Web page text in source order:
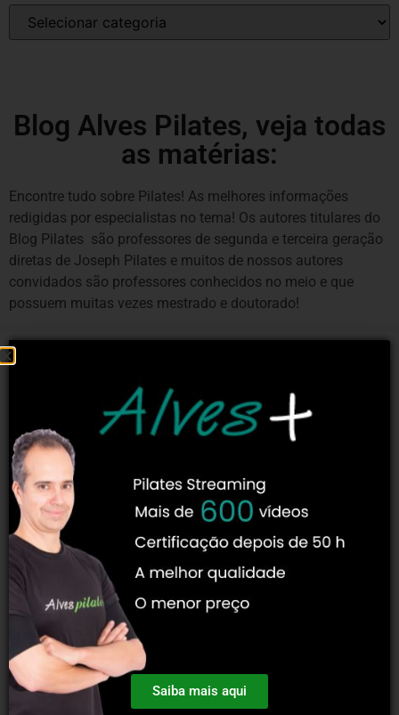
Blog Alves Pilates, veja todas
as matérias:
Encontre tudo sobre Pilates! As melhores informações
redigidas por especialistas no tema! Os autores titulares do
Blog Pilates são professores de segunda e terceira geração
diretas de Joseph Pilates e muitos de nossos autores
convidados são professores conhecidos no meio e que
possuem muitas vezes mestrado e doutorado!
Emagrecer com pilates
É realmente possível emagrecer com pilates? Emagrecer
com pilates, sim é possível! Confira como a técnica pode
auxiliar na perda de peso saudável Procurado tanto
Saiba mais aqui